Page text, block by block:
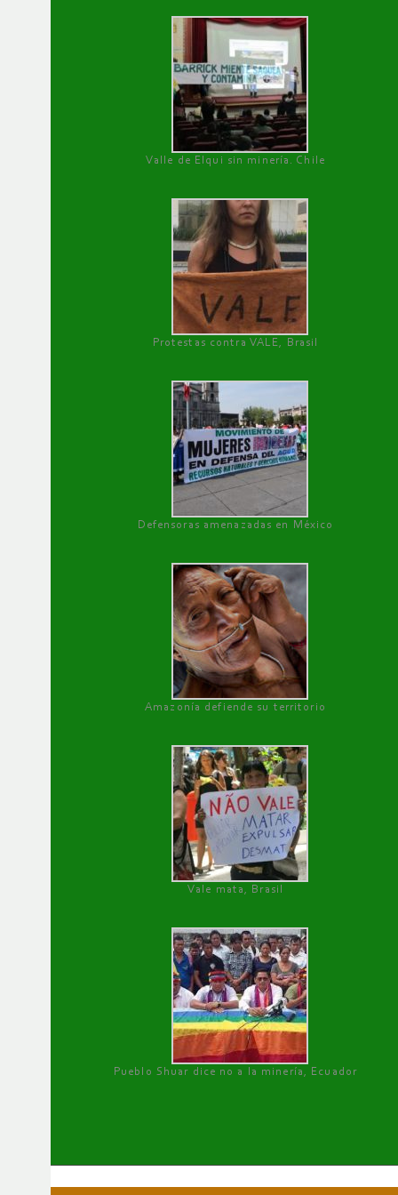
Valle de Elqui sin minería. Chile
Protestas contra VALE, Brasil
Defensoras amenazadas en México
Amazonía defiende su territorio
Vale mata, Brasil
Pueblo Shuar dice no a la minería, Ecuador